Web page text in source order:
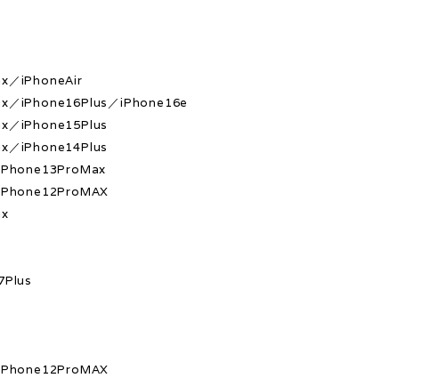
／iPhoneAir
iPhone16Plus／iPhone16e
／iPhone15Plus
／iPhone14Plus